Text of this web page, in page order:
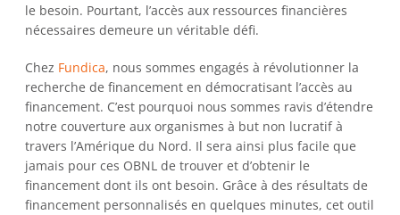
le besoin. Pourtant, l’accès aux ressources financières
nécessaires demeure un véritable défi.
Chez Fundica, nous sommes engagés à révolutionner la
recherche de financement en démocratisant l’accès au
financement. C’est pourquoi nous sommes ravis d’étendre
notre couverture aux organismes à but non lucratif à
travers l’Amérique du Nord. Il sera ainsi plus facile que
jamais pour ces OBNL de trouver et d’obtenir le
financement dont ils ont besoin. Grâce à des résultats de
financement personnalisés en quelques minutes, cet outil